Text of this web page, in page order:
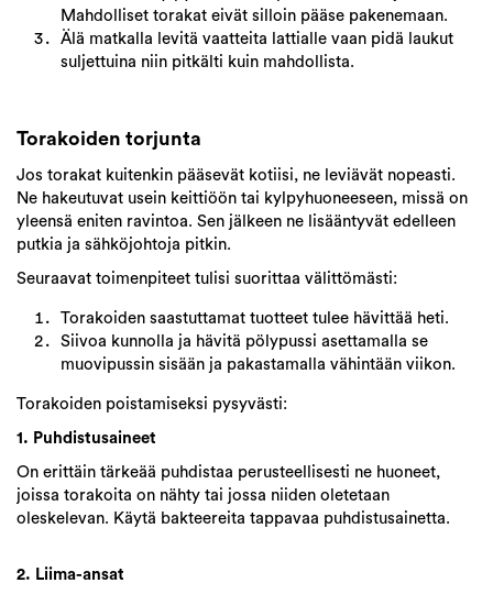
Mahdolliset torakat eivät silloin pääse pakenemaan.
Älä matkalla levitä vaatteita lattialle vaan pidä laukut
suljettuina niin pitkälti kuin mahdollista.
Torakoiden torjunta
Jos torakat kuitenkin pääsevät kotiisi, ne leviävät nopeasti.
Ne hakeutuvat usein keittiöön tai kylpyhuoneeseen, missä on
yleensä eniten ravintoa. Sen jälkeen ne lisääntyvät edelleen
putkia ja sähköjohtoja pitkin.
Seuraavat toimenpiteet tulisi suorittaa välittömästi:
Torakoiden saastuttamat tuotteet tulee hävittää heti.
Siivoa kunnolla ja hävitä pölypussi asettamalla se
muovipussin sisään ja pakastamalla vähintään viikon.
Torakoiden poistamiseksi pysyvästi:
1. Puhdistusaineet
On erittäin tärkeää puhdistaa perusteellisesti ne huoneet,
joissa torakoita on nähty tai jossa niiden oletetaan
oleskelevan. Käytä bakteereita tappavaa puhdistusainetta.
2. Liima-ansat